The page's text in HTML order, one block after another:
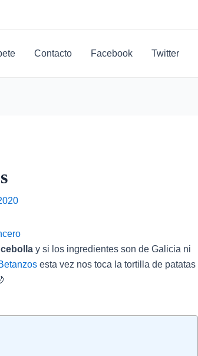
Contacto Facebook Twitter
y si los ingredientes son de Galicia ni
esta vez nos toca la tortilla de patatas